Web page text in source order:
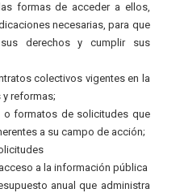
formas de acceder a ellos,
necesarias, para que
derechos y cumplir sus
colectivos vigentes en la
reformas;
o formatos de solicitudes que
a su campo de acción;
a la información pública
anual que administra